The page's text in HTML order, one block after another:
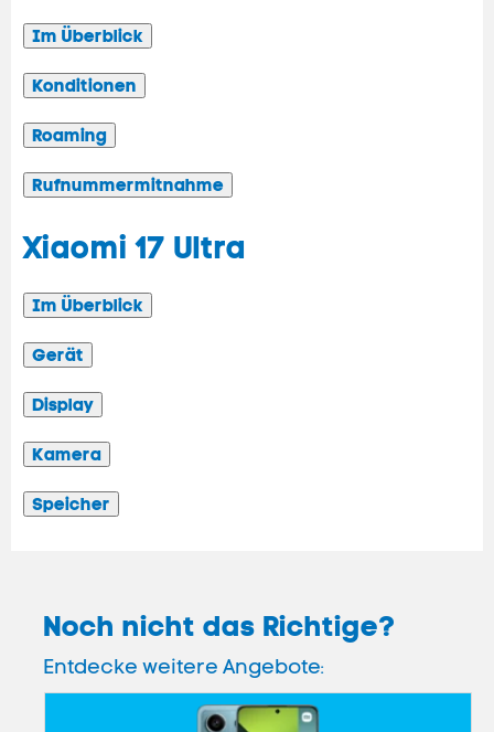
Im Überblick
Konditionen
Roaming
Rufnummermitnahme
Xiaomi 17 Ultra
Im Überblick
Gerät
Display
Kamera
Speicher
Noch nicht das Richtige?
Entdecke weitere Angebote: